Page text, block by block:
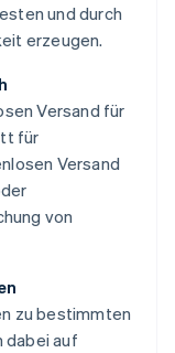
und durch
erzeugen.
Versand für
für
Versand
von
zu bestimmten
dabei auf